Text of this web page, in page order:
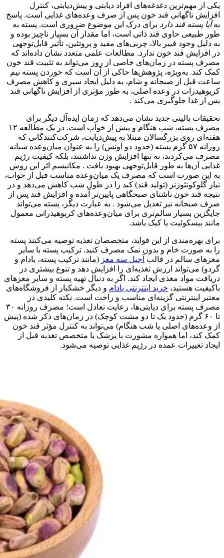
یکی از مهم‌ترین دغدغه‌های افراد دیابتی و پیش‌دیابتی، کنترل
افزایش ناگهانی قند خون پس از صرف وعده‌های غذایی است. پاسخ
بهآیا پسته قند دارد برای درک این موضوع ضروری است. پسته به
طور طبیعی حاوی قند ذاتی است، اما مقدار آن بسیار ناچیز بوده و
به دلیل وجود فیبر بالا، چربی‌های مفید و پروتئین، تأثیر قابل‌توجهی
در افزایش قند خون ندارد. مطالعات علمی متعدد نشان داده‌اند که
مصرف پسته در زمان‌های خاصی از روز می‌تواند به تثبیت قند خون
کمک کند. به‌ویژه، پژوهش‌ها حاکی از آن است که خوردن پسته نیم
ساعت قبل از صبحانه و شام، به دلیل ایجاد سیری و کاهش مصرف
کربوهیدرات در وعده اصلی، به طور مؤثری از افزایش ناگهانی قند
پس از غذا جلوگیری می‌کند .
تحقیقات بالینی جدید نشان می‌دهد که زمان ایده‌آل دیگر برای
مصرف پسته، شب هنگام و پیش از خواب است. در یک مطالعه ۱۲
هفته‌ای روی بزرگسالان مبتلا به پیش‌دیابت، شرکت‌کنندگانی که
روزانه ۵۷ گرم پسته (حدود دو اونس) را به عنوان میان‌وعده شبانه
مصرف می‌کردند، نه تنها افزایش وزن نداشتند، بلکه کیفیت رژیم
غذایی آن‌ها به طور قابل‌توجهی بهبود یافت . مکانیسم اثر این روش
به این صورت است که مصرف یک میان‌وعده مناسب قبل از خواب،
نیاز گلوکونئوژنز (تولید قند) کبد را در طول شب کاهش می‌دهد و در
نتیجه قند خون ناشتای صبحگاهی پایین‌تر آمده و افزایش قند پس از
صرف صبحانه نیز تعدیل می‌شود . به عبارت دیگر، پسته می‌تواند
جایگزین بسیار سالم‌تری برای میان‌وعده‌های کربوهیدراتی معمول
مانند بیسکوئیت یا کیک باشد.
برای بهره‌مندی از این فواید، متخصصان تغذیه توصیه می‌کنند پسته
را به صورت خام و بدون نمک مصرف کنید. ترکیب پسته با سایر
مغزهای سالم در قالب آجیل سه مغز (مانند ترکیب پسته، بادام و
گردو) می‌تواند ارزش تغذیه‌ای را افزایش دهد و تنوع بیشتری در
دریافت مواد مغذی ایجاد کند. اگر به دنبال تهیه پسته و سایر مغزهای
باکیفیت هستید، خرید اینترنتی بادام و دیگر خشکبار از فروشگاه‌های
معتبر اینترنتی گزینه‌ای مناسب و راحت است. نکته کلیدی در
مصرف پسته برای دیابتی‌ها، رعایت تعادل است؛ مصرف روزانه ۳۰
تا ۶۰ گرم (حدود یک تا دو مشت کوچک) در زمان‌های ذکر شده (پیش
از وعده‌های اصلی یا شب هنگام) می‌تواند به کنترل مؤثر قند خون
کمک کند، اما همواره مشورت با پزشک یا متخصص تغذیه قبل از
ایجاد تغییرات عمده در رژیم غذایی توصیه می‌شود.